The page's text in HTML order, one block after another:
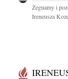
Żegnamy i
Ireneusza